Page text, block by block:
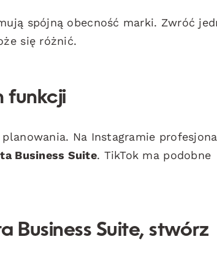
spójną obecność marki. Zwróć
się różnić.
funkcji
Na Instagramie
Business Suite. TikTok ma podobne
Business Suite, stwórz